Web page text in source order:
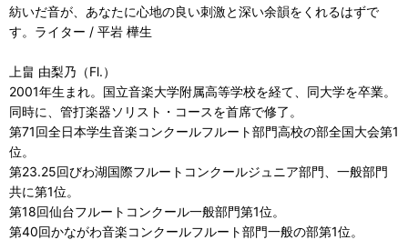
紡いだ音が、あなたに心地の良い刺激と深い余韻をくれるはずで
す。ライター / 平岩 樺生
上畠 由梨乃（Fl.）
2001年生まれ。国立音楽大学附属高等学校を経て、同大学を卒業。
同時に、管打楽器ソリスト・コースを首席で修了。
第71回全日本学生音楽コンクールフルート部門高校の部全国大会第1
位。
第23.25回びわ湖国際フルートコンクールジュニア部門、一般部門
共に第1位。
第18回仙台フルートコンクール一般部門第1位。
第40回かながわ音楽コンクールフルート部門一般の部第1位。